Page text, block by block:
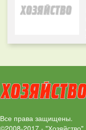
Все права защищены.
©2008-2017 - "Хозяйство"